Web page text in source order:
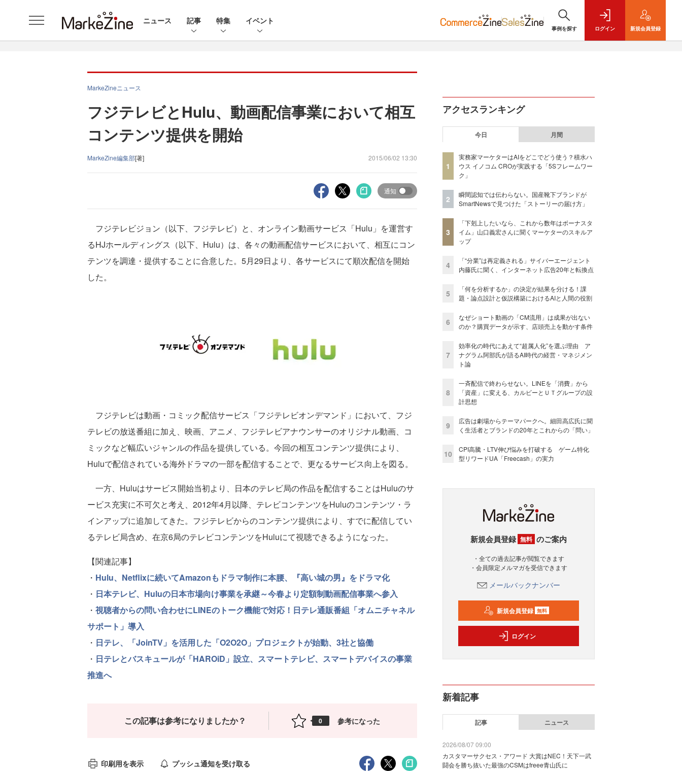
ニュース 記事 特集 イベント
事例を探す ログイン 新規会員登録
MarkeZineニュース
フジテレビとHulu、動画配信事業において相互
コンテンツ提供を開始
MarkeZine編集部[著] 2015/06/02 13:30
通知
フジテレビジョン（以下、フジテレビ）と、オンライン動画サービス「Hulu」を運営す
るHJホールディングス（以下、Hulu）は、各々の動画配信サービスにおいて、相互にコン
テンツを調達・提供することに合意した。5月29日より、各サービスにて順次配信を開始
した。
フジテレビは動画・コミック配信サービス「フジテレビオンデマンド」において、フジ
テレビの放送番組に加え、映画、アニメ、フジテレビアナウンサーのオリジナル動画、コ
ミックなど幅広いジャンルの作品を提供している。今回の相互コンテンツ提供により、
Huluで配信されている海外ドラマの一部を配信することで、更なるサービス向上を図る。
一方、Huluはサービス開始当初より、日本のテレビ局の作品を配信することはHuluのサ
ービス充実に不可欠と考え、2012年4月以降、テレビコンテンツをHuluのコンテンツ・ラ
インアップに追加してきた。フジテレビからのコンテンツ提供により、すでに配信してい
るテレビ局含め、在京6局のテレビコンテンツをHuluにて視聴できるようになった。
【関連記事】
・ Hulu、Netflixに続いてAmazonもドラマ制作に本腰、『高い城の男』をドラマ化
・ 日本テレビ、Huluの日本市場向け事業を承継～今春より定額制動画配信事業へ参入
・ 視聴者からの問い合わせにLINEのトーク機能で対応！日テレ通販番組「オムニチャネル
サポート」導入
・ 日テレ、「JoinTV」を活用した「O2O2O」プロジェクトが始動、3社と協働
・ 日テレとバスキュールが「HAROiD」設立、スマートテレビ、スマートデバイスの事業
推進へ
この記事は参考になりましたか？ 0 参考になった
印刷用を表示 プッシュ通知を受け取る
アクセスランキング
今日 月間
1
実務家マーケターはAIをどこでどう使う？積水ハ
ウス イノコム CROが実践する「5Sフレームワー
ク」
2
瞬間認知では伝わらない。国産靴下ブランドが
SmartNewsで見つけた「ストーリーの届け方」
3
「下剋上したいなら、これから数年はボーナスタ
イム」山口義宏さんに聞くマーケターのスキルア
ップ
4
「“分業”は再定義される」サイバーエージェント
内藤氏に聞く、インターネット広告20年と転換点
5
「何を分析するか」の決定が結果を分ける！課
題・論点設計と仮説構築におけるAIと人間の役割
6
なぜショート動画の「CM流用」は成果が出ない
のか？購買データが示す、店頭売上を動かす条件
7
効率化の時代にあえて“超属人化”を選ぶ理由 ア
ナグラム阿部氏が語るAI時代の経営・マネジメン
ト論
8
一斉配信で終わらせない。LINEを「消費」から
「資産」に変える、カルビーとＵＴグループの設
計思想
9
広告は劇場からテーマパークへ。細田高広氏に聞
く生活者とブランドの20年とこれからの「問い」
10
CPI高騰・LTV伸び悩みを打破する ゲーム特化
型リワードUA「Freecash」の実力
新規会員登録 無料 のご案内
・全ての過去記事が閲覧できます
・会員限定メルマガを受信できます
メールバックナンバー
新規会員登録 無料
ログイン
新着記事
記事 ニュース
2026/08/07 09:00
カスタマーサクセス・アワード 大賞はNEC！天下一武
闘会を勝ち抜いた最強のCSMはfreee青山氏に